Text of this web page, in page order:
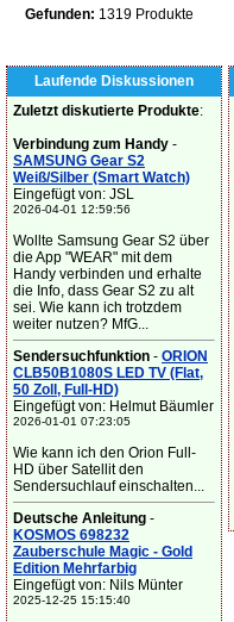
Gefunden: 1319 Produkte
Laufende Diskussionen
Zuletzt diskutierte Produkte:
Verbindung zum Handy -
SAMSUNG Gear S2
Weiß/Silber (Smart Watch)
Eingefügt von: JSL
2026-04-01 12:59:56
Wollte Samsung Gear S2 über
die App "WEAR" mit dem
Handy verbinden und erhalte
die Info, dass Gear S2 zu alt
sei. Wie kann ich trotzdem
weiter nutzen? MfG...
Sendersuchfunktion - ORION
CLB50B1080S LED TV (Flat,
50 Zoll, Full-HD)
Eingefügt von: Helmut Bäumler
2026-01-01 07:23:05
Wie kann ich den Orion Full-
HD über Satellit den
Sendersuchlauf einschalten...
Deutsche Anleitung -
KOSMOS 698232
Zauberschule Magic - Gold
Edition Mehrfarbig
Eingefügt von: Nils Münter
2025-12-25 15:15:40